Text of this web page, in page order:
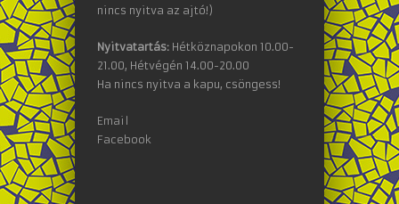
nincs nyitva az ajtó!)
Nyitvatartás: Hétköznapokon 10.00-
21.00, Hétvégén 14.00-20.00
Ha nincs nyitva a kapu, csöngess!
Email
Facebook